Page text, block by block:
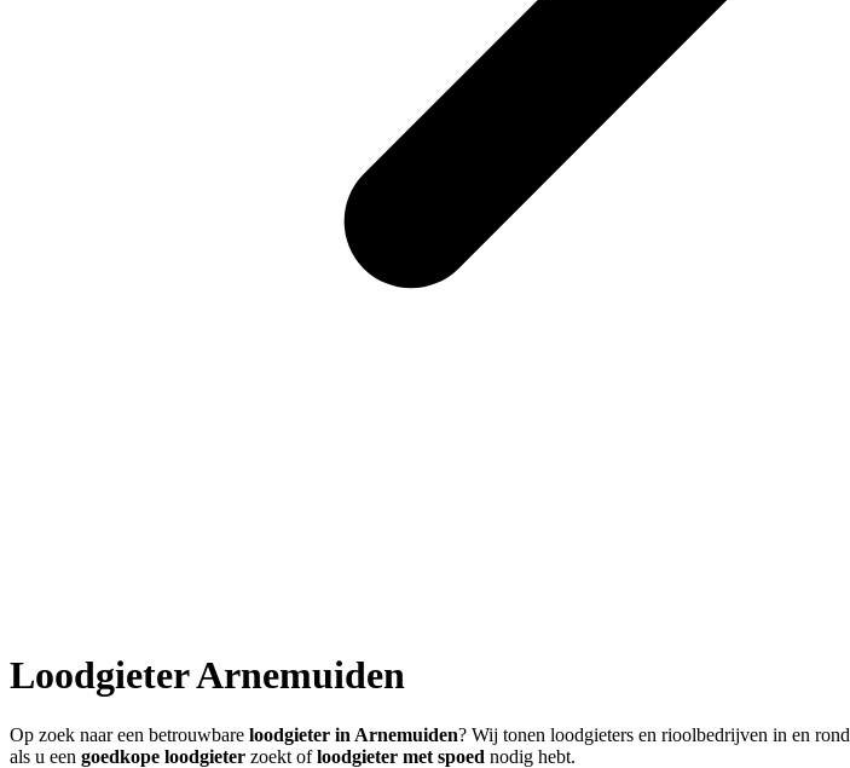
LoodgieterArnemuiden
Op zoek naar een betrouwbare loodgieter in Arnemuiden? Wij tonen loodgieters en rioolbedrijven in en rond
als u een goedkope loodgieter zoekt ofloodgieter met spoed nodig hebt.